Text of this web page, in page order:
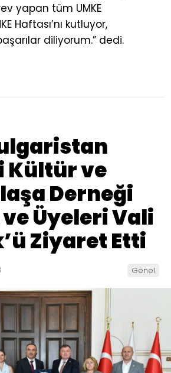
yapan tüm UMKE
Haftası’nı kutluyor,
diliyorum.” dedi.
Kültür ve
Derneği
Üyeleri Vali
Ziyaret Etti
Genel